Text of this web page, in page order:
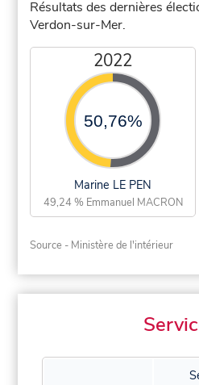
Résultats des dernières
Verdon-sur-Mer.
2022
50,76%
Marine LE PEN
49,24 % Emmanuel MACRON
Source - Ministère de l'intérieur